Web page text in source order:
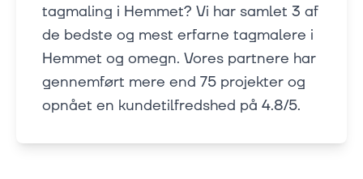
tagmaling i Hemmet? Vi har samlet 3 af
de bedste og mest erfarne tagmalere i
Hemmet og omegn. Vores partnere har
gennemført mere end 75 projekter og
opnået en kundetilfredshed på 4.8/5.